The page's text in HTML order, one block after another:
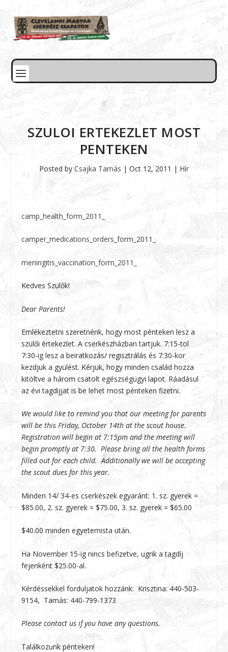
SZULOI ERTEKEZLET MOST
PENTEKEN
Posted by Csajka Tamás | Oct 12, 2011 | Hír
camp_health_form_2011_
camper_medications_orders_form_2011_
meningitis_vaccination_form_2011_
Kedves Szülők!
Dear Parents!
Emlékeztetni szeretnénk, hogy most pénteken lesz a
szülői értekezlet. A cserkészházban tartjuk. 7:15-tol
7:30-ig lesz a beiratkozás/ regisztrálás és 7:30-kor
kezdjük a gyülést. Kérjük, hogy minden család hozza
kitöltve a három csatolt egészségügyi lapot. Ráadásul
az évi tagdijjat is be lehet most pénteken fizetni.
We would like to remind you that our meeting for parents
will be this Friday, October 14th at the scout house.
Registration will begin at 7:15pm and the meeting will
begin promptly at 7:30. Please bring all the health forms
filled out for each child. Additionally we will be accepting
the scout dues for this year.
Minden 14/ 34-es cserkészek egyaránt: 1. sz. gyerek =
$85.00, 2. sz. gyerek = $75.00, 3. sz. gyerek = $65.00
$40.00 minden egyetemista után.
Ha November 15-ig nincs befizetve, ugrik a tagdíj
fejenként $25.00-al.
Kérdéssekkel forduljatok hozzánk: Krisztina: 440-503-
9154, Tamás: 440-799-1373
Please contact us if you have any questions.
Találkozunk pénteken!